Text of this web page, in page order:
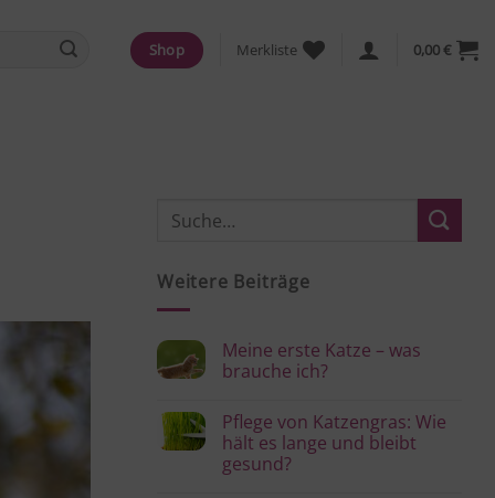
Shop Merkliste 0,00€
Weitere Beiträge
Meine erste Katze – was
brauche ich?
zu
Meine
erste
Katze
–
Pflege von Katzengras: Wie
hält es lange und bleibt
gesund?